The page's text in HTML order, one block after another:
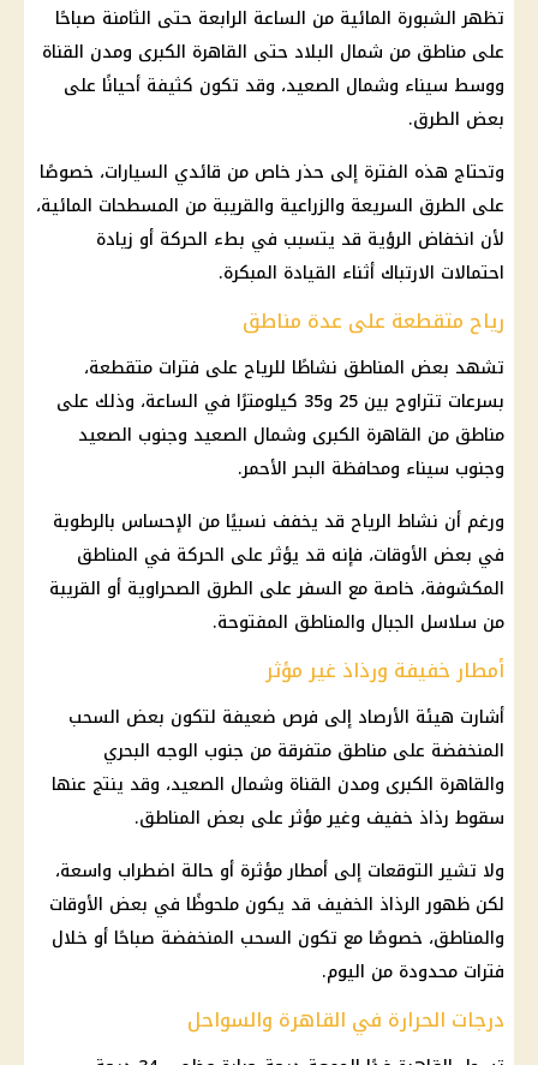
تظهر الشبورة المائية من الساعة الرابعة حتى الثامنة صباحًا
على مناطق من شمال البلاد حتى القاهرة الكبرى ومدن القناة
ووسط سيناء وشمال الصعيد، وقد تكون كثيفة أحيانًا على
بعض الطرق.
وتحتاج هذه الفترة إلى حذر خاص من قائدي السيارات، خصوصًا
على الطرق السريعة والزراعية والقريبة من المسطحات المائية،
لأن انخفاض الرؤية قد يتسبب في بطء الحركة أو زيادة
احتمالات الارتباك أثناء القيادة المبكرة.
رياح متقطعة على عدة مناطق
تشهد بعض المناطق نشاطًا للرياح على فترات متقطعة،
بسرعات تتراوح بين 25 و35 كيلومترًا في الساعة، وذلك على
مناطق من القاهرة الكبرى وشمال الصعيد وجنوب الصعيد
وجنوب سيناء ومحافظة البحر الأحمر.
ورغم أن نشاط الرياح قد يخفف نسبيًا من الإحساس بالرطوبة
في بعض الأوقات، فإنه قد يؤثر على الحركة في المناطق
المكشوفة، خاصة مع السفر على الطرق الصحراوية أو القريبة
من سلاسل الجبال والمناطق المفتوحة.
أمطار خفيفة ورذاذ غير مؤثر
أشارت هيئة الأرصاد إلى فرص ضعيفة لتكون بعض السحب
المنخفضة على مناطق متفرقة من جنوب الوجه البحري
والقاهرة الكبرى ومدن القناة وشمال الصعيد، وقد ينتج عنها
سقوط رذاذ خفيف وغير مؤثر على بعض المناطق.
ولا تشير التوقعات إلى أمطار مؤثرة أو حالة اضطراب واسعة،
لكن ظهور الرذاذ الخفيف قد يكون ملحوظًا في بعض الأوقات
والمناطق، خصوصًا مع تكون السحب المنخفضة صباحًا أو خلال
فترات محدودة من اليوم.
درجات الحرارة في القاهرة والسواحل